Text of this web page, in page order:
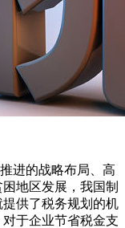
进的战略布局、高
地区发展，我国制
供了税务规划的机
于企业节省税金支